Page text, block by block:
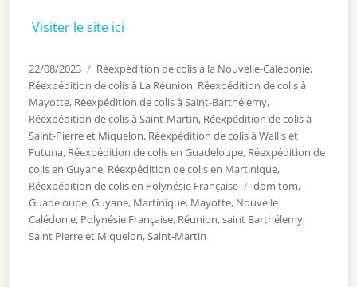
Visiter le site ici
Publié
le
22/08/2023 Catégories
Réexpédition de colis à la Nouvelle-Calédonie,
Réexpédition de colis à La Réunion, Réexpédition de colis à
Mayotte, Réexpédition de colis à Saint-Barthélemy,
Réexpédition de colis à Saint-Martin, Réexpédition de colis à
Saint-Pierre et Miquelon, Réexpédition de colis à Wallis et
Futuna, Réexpédition de colis en Guadeloupe, Réexpédition de
colis en Guyane, Réexpédition de colis en Martinique,
Réexpédition de colis en Polynésie Française
Étiquettes
dom tom,
Guadeloupe,Guyane, Martinique, Mayotte, Nouvelle
Calédonie, Polynésie Française, Réunion,saint Barthélemy,
Saint Pierre et Miquelon,Saint-Martin